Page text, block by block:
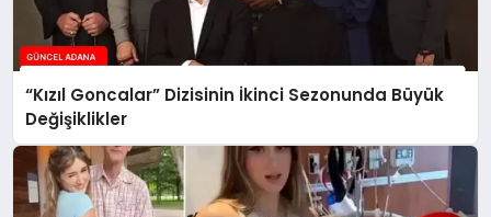
“Kızıl Goncalar” Dizisinin İkinci Sezonunda Büyük
Değişiklikler